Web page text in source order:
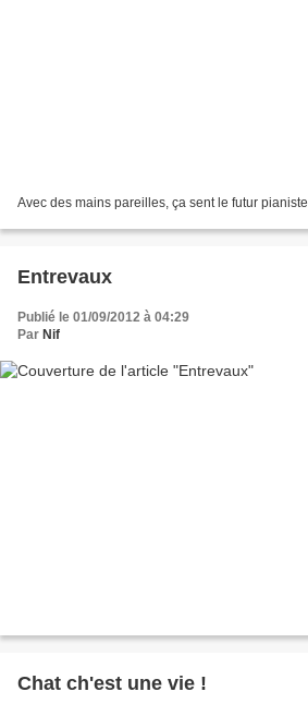
Avec des mains pareilles, ça sent le futur pianiste
Entrevaux
Publié le 01/09/2012 à 04:29
Par Nif
Chat ch'est une vie !